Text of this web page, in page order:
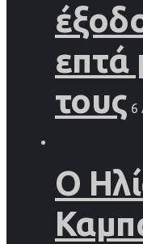
επτά
τους 6
Ο